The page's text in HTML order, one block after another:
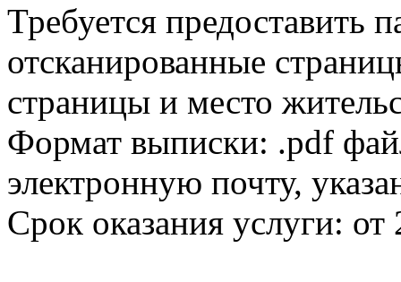
Требуется предоставить
отсканированные
страницы и место
Формат выписки: .pdf
электронную почту,
Срок оказания услуги: от